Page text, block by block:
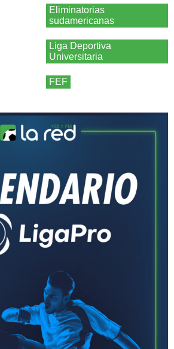
Eliminatorias
sudamericanas
Liga Deportiva
Universitaria
FEF